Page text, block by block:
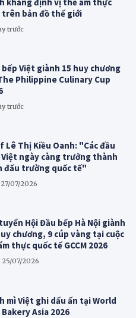
trên bản đồ thế giới
trước
Việt giành 15 huy chương
Philippine Culinary Cup
trước
Lê Thị Kiều Oanh: "Các đầu
Việt ngày càng trưởng thành
đấu trường quốc tế"
27/07/2026
Hội Đầu bếp Hà Nội giành
chương, 9 cúp vàng tại cuộc
thực quốc tế GCCM 2026
25/07/2026
mì Việt ghi dấu ấn tại World
Bakery Asia 2026